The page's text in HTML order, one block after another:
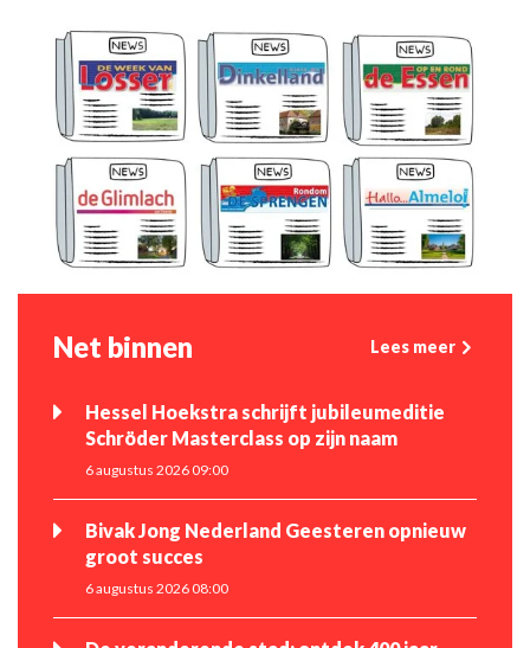
Net binnen Lees meer
Hessel Hoekstra schrijft jubileumeditie
Schröder Masterclass op zijn naam
6 augustus 2026 09:00
Bivak Jong Nederland Geesteren opnieuw
groot succes
6 augustus 2026 08:00